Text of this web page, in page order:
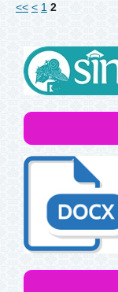
<< < 1 2